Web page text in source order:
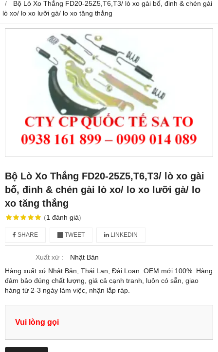
Bộ Lò Xo Thắng FD20-25Z5,T6,T3/ lò xo gài bố, đinh & chén gài
lò xo/ lo xo lưỡi gà/ lo xo tăng thắng
Bộ Lò Xo Thắng FD20-25Z5,T6,T3/ lò xo gài
bố, đinh & chén gài lò xo/ lo xo lưỡi gà/ lo
xo tăng thắng
(1 đánh giá)
SHARE TWEET LINKEDIN
Xuất xứ :
Nhật Bản
Hàng xuất xứ Nhật Bản, Thái Lan, Đài Loan. OEM mới 100%. Hàng
đảm bảo đúng chất lượng, giá cả cạnh tranh, luôn có sẵn, giao
hàng từ 2-3 ngày làm việc, nhận lắp ráp.
Vui lòng gọi